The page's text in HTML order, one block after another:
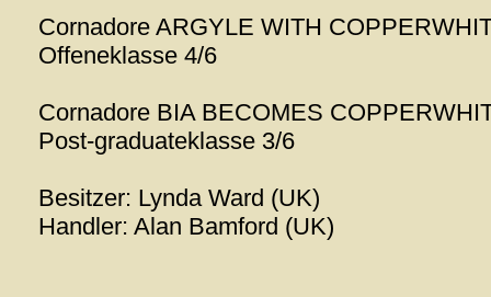
Cornadore ARGYLE WITH
Offeneklasse 4/6
Cornadore BIA BECOMES
Post-graduateklasse 3/6
Besitzer: Lynda Ward (UK)
Handler: Alan Bamford (UK)